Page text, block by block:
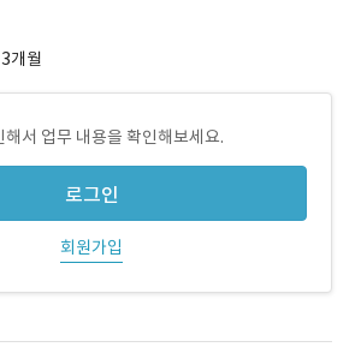
개월
해서 업무 내용을 확인해보세요.
로그인
회원가입